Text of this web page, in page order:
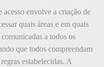
envolve a criação de
quais áreas e em quais
a todos os
que todos compreendam
estabelecidas. A